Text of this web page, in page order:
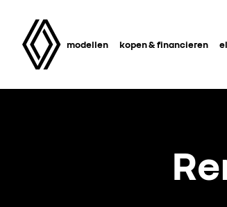
modellen kopen & financieren